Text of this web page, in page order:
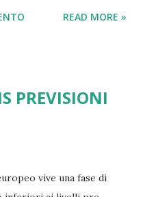
un orologio potesse
ancora un investimento
Il boom degli
di fattori: Fattore
Più capitale
READ MORE »
PREVISIONI
vive una fase di